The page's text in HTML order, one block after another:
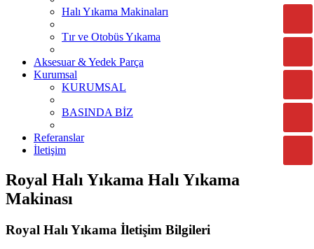
Halı Yıkama Makinaları
Tır ve Otobüs Yıkama
Aksesuar & Yedek Parça
Kurumsal
KURUMSAL
BASINDA BİZ
Referanslar
İletişim
Royal Halı Yıkama Halı Yıkama
Makinası
Royal Halı Yıkama İletişim Bilgileri